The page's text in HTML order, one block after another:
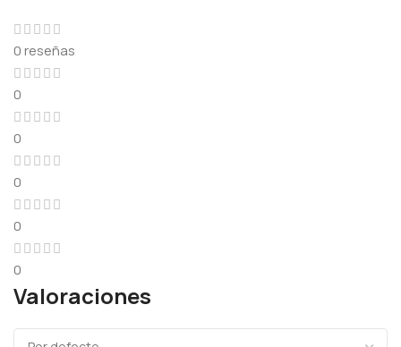
0 reseñas
0
0
0
0
0
Valoraciones